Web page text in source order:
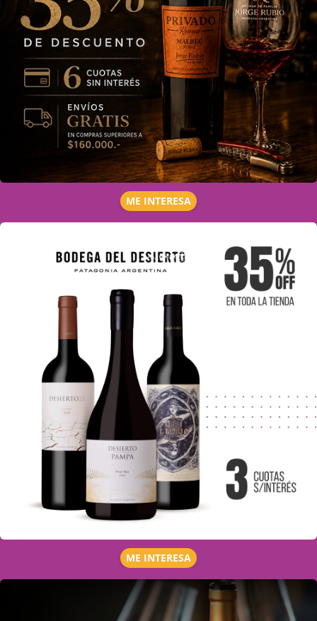
ME INTERESA
ME INTERESA